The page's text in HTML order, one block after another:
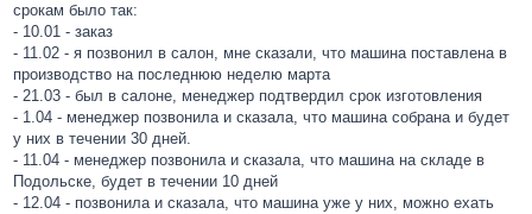
срокам было так:
- 10.01 - заказ
- 11.02 - я позвонил в салон, мне сказали, что машина поставлена в
производство на последнюю неделю марта
- 21.03 - был в салоне, менеджер подтвердил срок изготовления
- 1.04 - менеджер позвонила и сказала, что машина собрана и будет
у них в течении 30 дней.
- 11.04 - менеджер позвонила и сказала, что машина на складе в
Подольске, будет в течении 10 дней
- 12.04 - позвонила и сказала, что машина уже у них, можно ехать